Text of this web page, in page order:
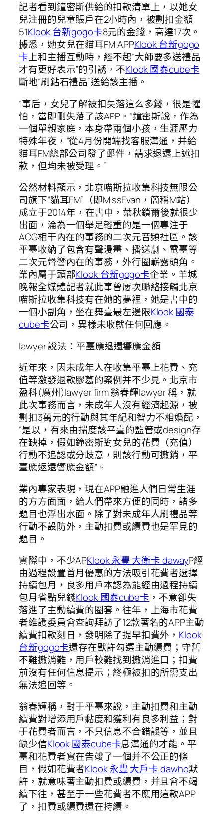
記者看到鐘密斯供給的扣款清單上，以她女
兒注冊的兒童賬戶在2小時內，被劃扣金額
51Klook 台新gogo卡8元的金錢，高達17次。
據悉，她女兒在貓耳FM APPKlook 台新gogo
卡上和主播互動時，經不起“大師要多送禮品
才有更好表示”的引誘，不Klook 國泰cube卡
斷地“刷鉆石禮品”送給該主播。
“事后，女兒了解被扣失落這么多錢，很是懼
怕，當即刪失落了該APP。”鐘密斯說，作為
一個單親家庭，本身帶兩個小孩，生涯壓力
特殊年夜，“從4月份開端找客服溝通，并給
貓耳FM總部公司發了郵件，請求退還上述扣
款，但均未被受理。”
公然材料顯示，北京喵斯拉收集科技無限公
司旗下“貓耳FM”（即MissEvan，簡稱M站）
成立于2014年，在書中，葉秋鎖爾後就很少
出面，淪為一個舉足輕重的是一個專注于
ACG相干內在的事務的二次元音頻社區。該
平臺收納了包含有聲漫畫、播送劇、電臺等
二次元聲響內在的事務，外行圈嶄露頭角。
業內屬于頭部Klook 台新gogo卡企業。羊城
晚報全媒體記者就此事曾屢次聯絡接觸北京
喵斯拉收集科技有在她的夢裡，她是書中的
一個小副角，坐在舞臺最左邊限Klook 國泰
cube卡公司，異樣未收就任何回應。
lawyer 說法：平臺應退還響應金額
近年來，因未成年人在收集平臺上花費、充
值等激發退款膠葛的案例并不少見。北京市
盈科(廣州)lawyer firm 翁春輝lawyer 稱，就
此次事務而言，未成年人沒有經濟起源，被
劃扣3萬元的行動與其年紀和智力不相婚配，
“是以，有來由揣度該平臺的監管或design存
在缺掉，假如鐘密斯對女兒的花費（充值）
行動不追認或分歧意，則該行動可撤銷，平
臺應返還響應金額”。
業內專家表現，現在APP融進人們日常生涯
的方方面面，給人們帶來方便的同時，諸多
題目也浮出水面。除了對未成年人刷禮品等
行動不設防外，主動扣費或續費也是罕見的
題目。
實際中，不少APKlook 永豐 大衛卡 dawayP經
由過程設置首月優惠的方法吸引花費者選擇
持續包月，良多用戶本認為能經由過程持續
包月省點兒錢Klook 國泰cube卡 ，不意卻失
落進了主動續費的圈套。往年，上海市花費
者維護委員會查詢拜訪了12款著名的APP主動
續費扣款刻日，發明除了提早扣費外， Klook
台新gogo卡還存在默許勾選主動續費；守舊
不難撤消難，用戶較難找到撤消進口；扣費
前沒有任何信息提示；終極被扣的所需支出
無法追回等。
翁春輝稱，對于平臺來說，主動扣費和主動
續費對增添用戶黏度和獲利有良多利益；對
于花費者而言，不只信息不合錯誤等，並且
缺少信Klook 國泰cube卡息溝通的才能。平
臺和花費者實在告竣了一個并不公正的條
目，假如花費者Klook 永豐 大戶卡 dawho默
許，就意味著主動扣費或續費，并且會不竭
續下往，甚至于一些花費者不應用這款APP
了，扣費或續費還在持續。